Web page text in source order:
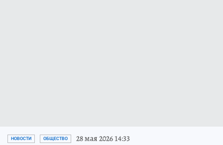
НОВОСТИ ОБЩЕСТВО 28 мая 2026 14:33